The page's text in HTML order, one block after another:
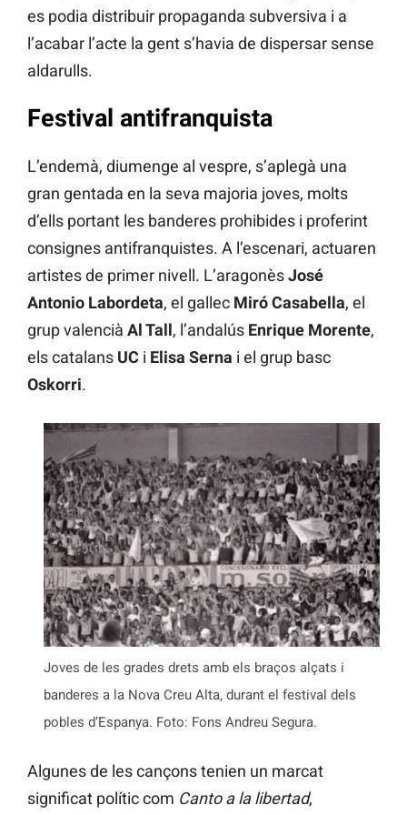
es podia distribuir propaganda subversiva i a
l’acabar l’acte la gent s’havia de dispersar sense
aldarulls.
Festival antifranquista
L’endemà, diumenge al vespre, s’aplegà una
gran gentada en la seva majoria joves, molts
d’ells portant les banderes prohibides i proferint
consignes antifranquistes. A l’escenari, actuaren
artistes de primer nivell. L’aragonèsJosé
Antonio Labordeta, el gallec Miró Casabella, el
grup valencià Al Tall, l’andalús Enrique Morente,
els catalans UC i Elisa Serna i el grup basc
Oskorri.
Joves de les grades drets amb els braços alçats i
banderes a la Nova Creu Alta, durant el festival dels
pobles d’Espanya. Foto: Fons Andreu Segura.
Algunes de les cançons tenien un marcat
significat polític com Canto a la libertad,